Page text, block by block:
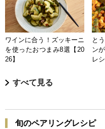
ワインに合う！ズッキーニ
を使ったおつまみ8選【20
26】
と
ン
レ
すべて見る
旬のペアリングレシピ